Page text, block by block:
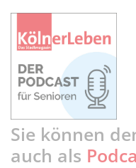
Sie können
auch als